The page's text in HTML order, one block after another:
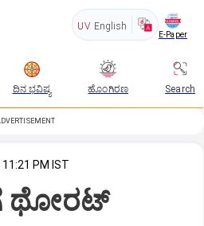
UV English
E-Paper
ದಿನ ಭವಿಷ್ಯ ಹೊಂಗಿರಣ Search
PM IST
ಥೋರಟ್‌